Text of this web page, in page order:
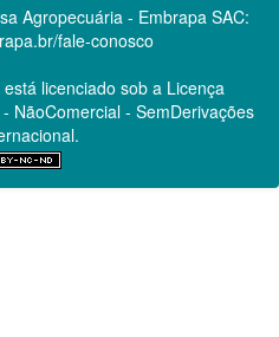
Agropecuária - Embrapa SAC:
fale-conosco
licenciado sob a Licença
NãoComercial - SemDerivações